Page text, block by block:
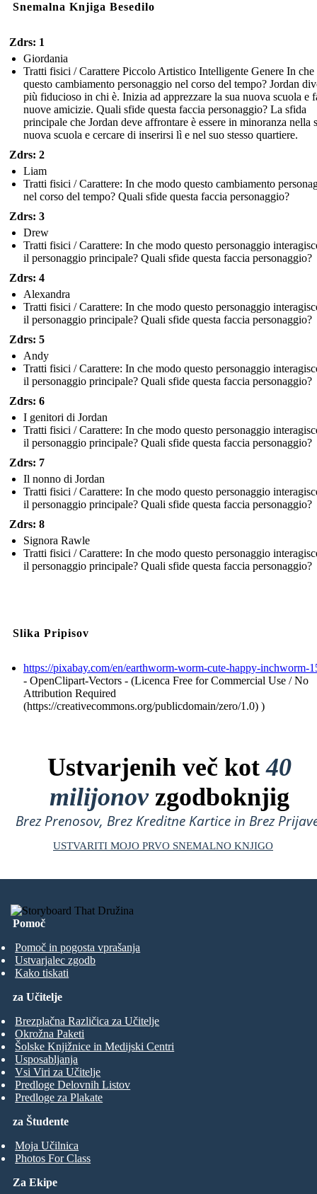
Snemalna Knjiga Besedilo
Zdrs: 1
Giordania
Tratti fisici / Carattere Piccolo Artistico Intelligente Genere In che
questo cambiamento personaggio nel corso del tempo? Jordan
più fiducioso in chi è. Inizia ad apprezzare la sua nuova scuola e
nuove amicizie. Quali sfide questa faccia personaggio? La sfida
principale che Jordan deve affrontare è essere in minoranza nella
nuova scuola e cercare di inserirsi lì e nel suo stesso quartiere.
Zdrs: 2
Liam
Tratti fisici / Carattere: In che modo questo cambiamento
nel corso del tempo? Quali sfide questa faccia personaggio?
Zdrs: 3
Drew
Tratti fisici / Carattere: In che modo questo personaggio
il personaggio principale? Quali sfide questa faccia personaggio?
Zdrs: 4
Alexandra
Tratti fisici / Carattere: In che modo questo personaggio
il personaggio principale? Quali sfide questa faccia personaggio?
Zdrs: 5
Andy
Tratti fisici / Carattere: In che modo questo personaggio
il personaggio principale? Quali sfide questa faccia personaggio?
Zdrs: 6
I genitori di Jordan
Tratti fisici / Carattere: In che modo questo personaggio
il personaggio principale? Quali sfide questa faccia personaggio?
Zdrs: 7
Il nonno di Jordan
Tratti fisici / Carattere: In che modo questo personaggio
il personaggio principale? Quali sfide questa faccia personaggio?
Zdrs: 8
Signora Rawle
Tratti fisici / Carattere: In che modo questo personaggio
il personaggio principale? Quali sfide questa faccia personaggio?
Slika Pripisov
https://pixabay.com/en/earthworm-worm-cute-happy-inchworm-
- OpenClipart-Vectors - (Licenca Free for Commercial Use / No
Attribution Required
(https://creativecommons.org/publicdomain/zero/1.0) )
Ustvarjenih več kot40
milijonovzgodboknjig
Brez Prenosov, Brez Kreditne Kartice in Brez
USTVARITI MOJO PRVO SNEMALNO KNJIGO
Pomoč
Pomoč in pogosta vprašanja
Ustvarjalec zgodb
Kako tiskati
za Študente
Moja Učilnica
Photos For Class
za Učitelje
Brezplačna Različica za Učitelje
Okrožna Paketi
Šolske Knjižnice in Medijski Centri
Usposabljanja
Vsi Viri za Učitelje
Predloge Delovnih Listov
Predloge za Plakate
Za Ekipe